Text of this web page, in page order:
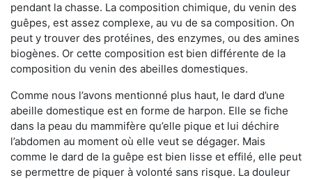
pendant la chasse. La composition chimique, du venin des
guêpes, est assez complexe, au vu de sa composition. On
peut y trouver des protéines, des enzymes, ou des amines
biogènes. Or cette composition est bien différente de la
composition du venin des abeilles domestiques.
Comme nous l’avons mentionné plus haut, le dard d’une
abeille domestique est en forme de harpon. Elle se fiche
dans la peau du mammifère qu’elle pique et lui déchire
l’abdomen au moment où elle veut se dégager. Mais
comme le dard de la guêpe est bien lisse et effilé, elle peut
se permettre de piquer à volonté sans risque. La douleur